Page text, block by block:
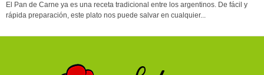
El Pan de Carne ya es una receta tradicional entre los argentinos. De fácil y
rápida preparación, este plato nos puede salvar en cualquier...